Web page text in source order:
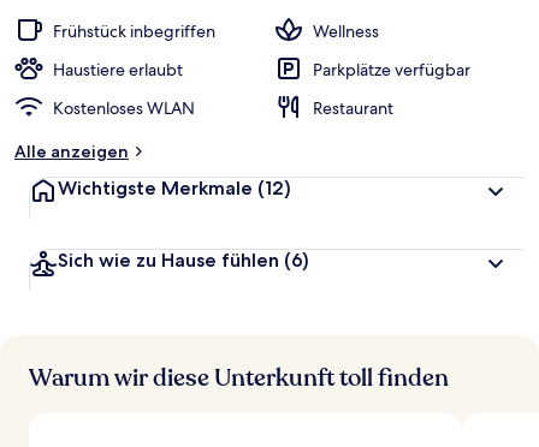
Frühstück inbegriffen
Wellness
Haustiere erlaubt
Parkplätze verfügbar
Kostenloses WLAN
Restaurant
Alle anzeigen
Wichtigste Merkmale (12)
Sich wie zu Hause fühlen (6)
Warum wir diese Unterkunft toll finden